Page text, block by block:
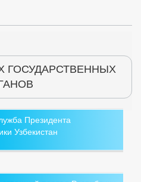
Президента
Узбекистан